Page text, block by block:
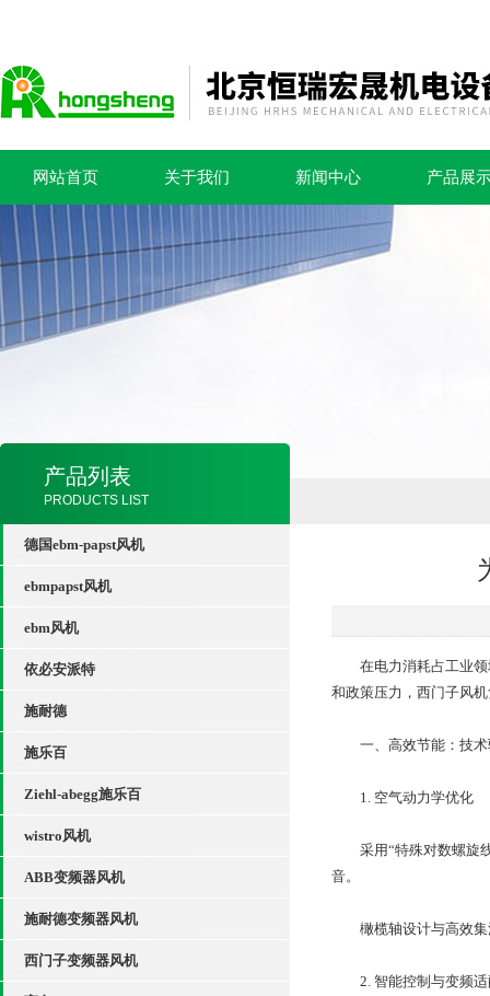
网站首页 关于我们 新闻中心 产品展
产品列表
PRODUCTS LIST
德国ebm-papst风机
ebmpapst风机
ebm风机
依必安派特
施耐德
施乐百
Ziehl-abegg施乐百
wistro风机
ABB变频器风机
施耐德变频器风机
西门子变频器风机
在电力消耗占工业领
和政策压力，西门子风
一、高效节能：技术
1. 空气动力学优化
采用“特殊对数螺旋线
音。
橄榄轴设计与高效集
2. 智能控制与变频适